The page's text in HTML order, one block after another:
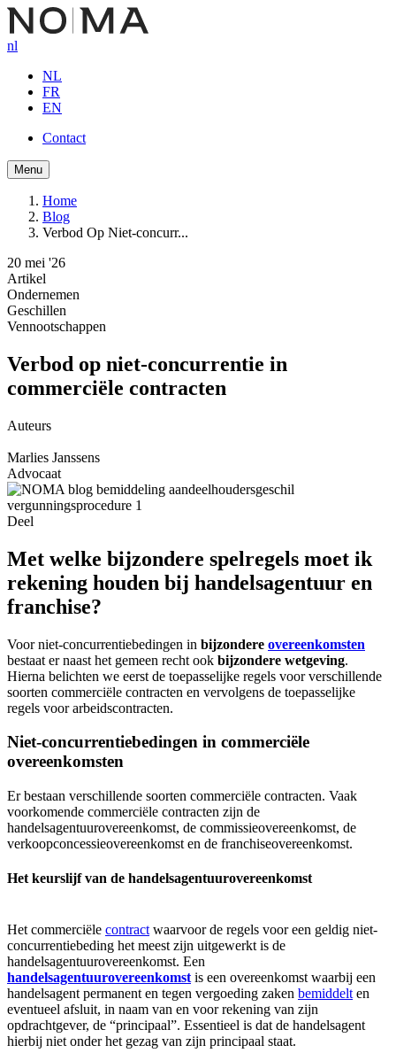
Overslaan
en
naar
inhoud
gaan
nl
NL
FR
EN
Button
navigation
Contact
Menu
Kruimelpad
Home
Blog
Verbod Op Niet-concurr...
20 mei '26
Artikel
Ondernemen
Geschillen
Vennootschappen
Verbod op niet-concurrentie in
commerciële contracten
Auteurs
Marlies Janssens
Advocaat
Deel
Met welke bijzondere spelregels moet ik
rekening houden bij handelsagentuur en
franchise?
Voor niet-concurrentiebedingen in bijzondere overeenkomsten
bestaat er naast het gemeen recht ook bijzondere wetgeving.
Hierna belichten we eerst de toepasselijke regels voor verschillende
soorten commerciële contracten en vervolgens de toepasselijke
regels voor arbeidscontracten.
Niet-concurrentiebedingen in commerciële
overeenkomsten
Er bestaan verschillende soorten commerciële contracten. Vaak
voorkomende commerciële contracten zijn de
handelsagentuurovereenkomst, de commissieovereenkomst, de
verkoopconcessieovereenkomst en de franchiseovereenkomst.
Het keurslijf van de handelsagentuurovereenkomst
Het commerciële contract waarvoor de regels voor een geldig niet-
concurrentiebeding het meest zijn uitgewerkt is de
handelsagentuurovereenkomst. Een
handelsagentuurovereenkomst is een overeenkomst waarbij een
handelsagent permanent en tegen vergoeding zaken bemiddelt en
eventueel afsluit, in naam van en voor rekening van zijn
opdrachtgever, de “principaal”. Essentieel is dat de handelsagent
hierbij niet onder het gezag van zijn principaal staat.